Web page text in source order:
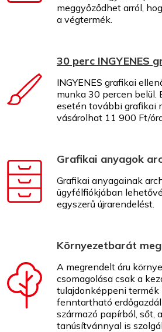
meggyőződhet arról,
a végtermék.
30 perc INGYENES
INGYENES grafikai
munka 30 percen belül.
esetén további grafikai
vásárolhat 11 900 Ft/
Grafikai anyagok
Grafikai anyagainak
ügyfélfiókjában
egyszerű újrarendelést.
Környezetbarát
A megrendelt áru
csomagolása csak a
tulajdonképpeni termék
fenntartható
származó papírból, sőt,
tanúsítvánnyal is